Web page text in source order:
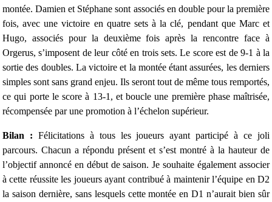
montée. Damien et Stéphane sont associés en double pour la première
fois, avec une victoire en quatre sets à la clé, pendant que Marc et
Hugo, associés pour la deuxième fois après la rencontre face à
Orgerus, s’imposent de leur côté en trois sets. Le score est de 9-1 à la
sortie des doubles. La victoire et la montée étant assurées, les derniers
simples sont sans grand enjeu. Ils seront tout de même tous remportés,
ce qui porte le score à 13-1, et boucle une première phase maîtrisée,
récompensée par une promotion à l’échelon supérieur.
Bilan : Félicitations à tous les joueurs ayant participé à ce joli
parcours. Chacun a répondu présent et s’est montré à la hauteur de
l’objectif annoncé en début de saison. Je souhaite également associer
à cette réussite les joueurs ayant contribué à maintenir l’équipe en D2
la saison dernière, sans lesquels cette montée en D1 n’aurait bien sûr